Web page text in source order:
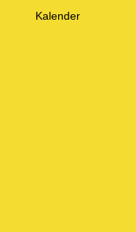
Kalender